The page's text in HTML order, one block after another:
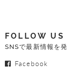
FOLLOW US
SNSで最新情報を
Facebook